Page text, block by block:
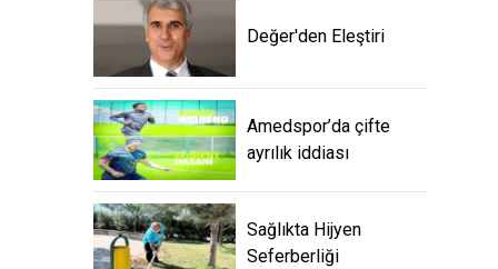
Değer'den Eleştiri
Amedspor’da çifte
ayrılık iddiası
Sağlıkta Hijyen
Seferberliği